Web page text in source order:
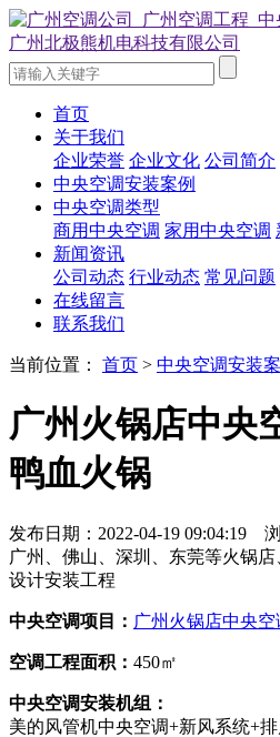
首页
关于我们
企业荣誉 企业文化 公司简介
中央空调安装案例
中央空调类型
商用中央空调 家用中央空调
新闻资讯
公司动态 行业动态 常见问题
在线留言
联系我们
当前位置： 首页 > 中央空调安装
广州火锅店中央
鸭血火锅
发布日期：2022-04-19 09:04:19
广州、佛山、深圳、东莞等火锅
设计安装工程
中央空调项目： 广州火锅店中央空
空调工程面积： 450㎡
中央空调安装机组：
美的风管机中央空调+新风系统+